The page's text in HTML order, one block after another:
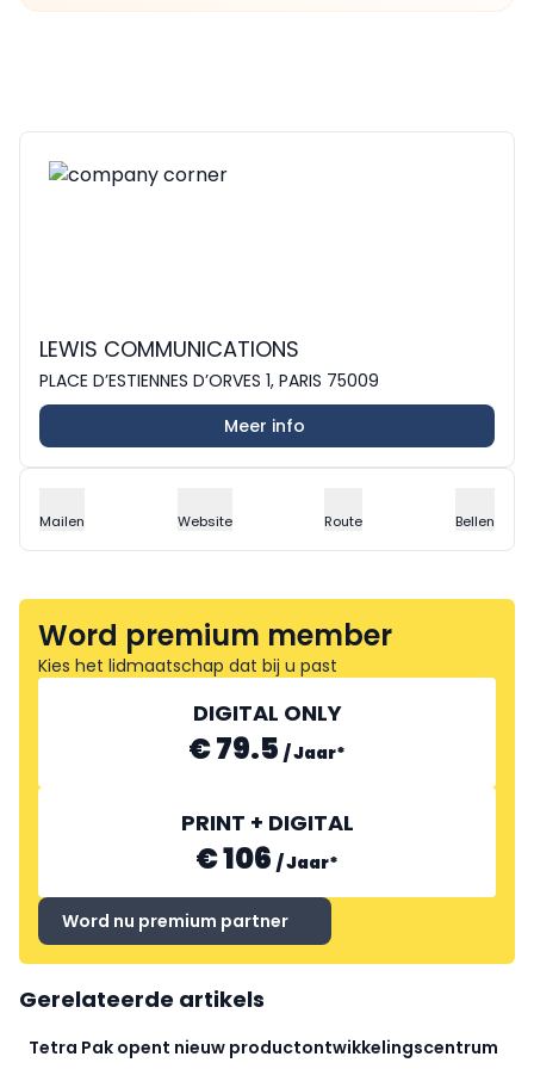
LEWIS COMMUNICATIONS
PLACE D’ESTIENNES D’ORVES 1, PARIS 75009
Meer info
Mailen Website Route Bellen
Word premium member
Kies het lidmaatschap dat bij u past
DIGITAL ONLY
€ 79.5 /Jaar*
PRINT + DIGITAL
€ 106 /Jaar*
Word nu premium partner
Gerelateerde artikels
Tetra Pak opent nieuw productontwikkelingscentrum